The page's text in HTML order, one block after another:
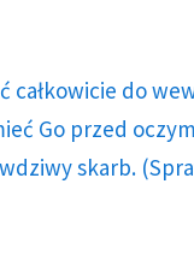
całkowicie do
Go przed
skarb.